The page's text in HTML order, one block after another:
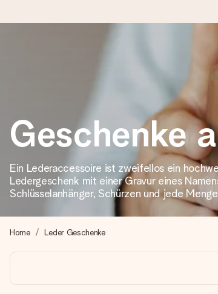
Heute bestellt, in 1 Werktag
Wir bereiten dein Geschenk sorgfältig vor und
4,8 (basierend auf +15.000
Unsere Geschenke begeistern. Kunden
+49 39292 929695
Montag - Freitag : 8:30 - 17:00 Uhr
Samstag - Sonntag : 8:30 - 13:00 Uhr
Geschenke
Ein Lederaccessoire ist zweifellos ein
Ledergeschenk mit einer Gravur eines
Schlüsselanhänger, Schürzen und jede
Home Leder Geschenke